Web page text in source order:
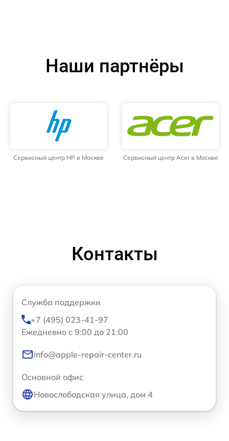
Наши партнёры
Сервисный центр HP в Москве Сервисный центр Acer в Москве
Контакты
Служба поддержки
+7 (495) 023-41-97
Ежедневно с 9:00 до 21:00
info@apple-repair-center.ru
Основной офис
Новослободская улица, дом 4